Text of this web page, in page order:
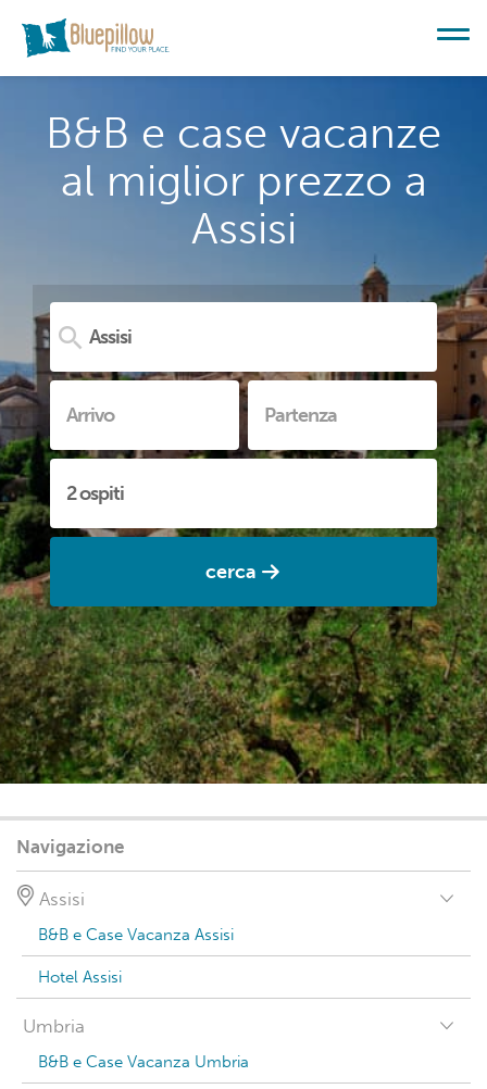
B&B e case vacanze
al miglior prezzo a
Assisi
cerca
Navigazione
Assisi
B&B e Case Vacanza Assisi
Hotel Assisi
Umbria
B&B e Case Vacanza Umbria